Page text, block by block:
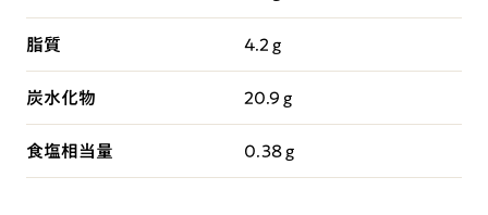
脂質 4.2 g
炭水化物 20.9 g
食塩相当量 0.38 g